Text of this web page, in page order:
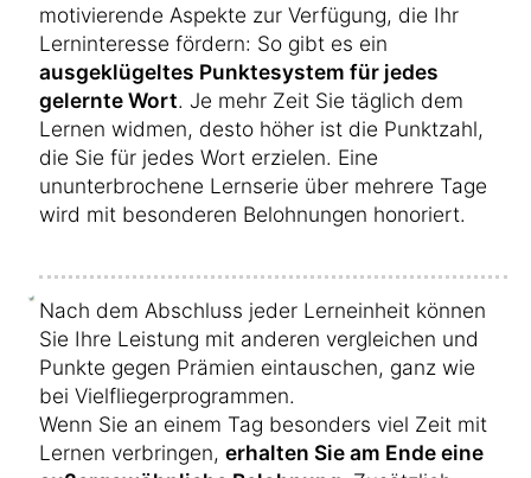
motivierende Aspekte zur Verfügung, die Ihr
Lerninteresse fördern: So gibt es ein
ausgeklügeltes Punktesystem für jedes
gelernte Wort. Je mehr Zeit Sie täglich dem
Lernen widmen, desto höher ist die Punktzahl,
die Sie für jedes Wort erzielen. Eine
ununterbrochene Lernserie über mehrere Tage
wird mit besonderen Belohnungen honoriert.
Nach dem Abschluss jeder Lerneinheit können
Sie Ihre Leistung mit anderen vergleichen und
Punkte gegen Prämien eintauschen, ganz wie
bei Vielfliegerprogrammen.
Wenn Sie an einem Tag besonders viel Zeit mit
Lernen verbringen, erhalten Sie am Ende eine